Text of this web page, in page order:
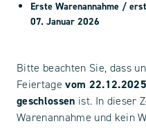
Erste Warenannahme /
07. Januar 2026
Bitte beachten Sie, dass
Feiertagevom
geschlossen ist. In dieser
Warenannahme und kein